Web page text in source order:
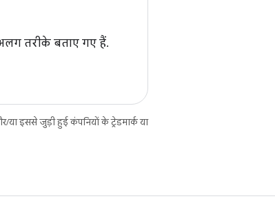
तरीके बताए गए हैं.
इससे जुड़ी हुई कंपनियों के ट्रेडमार्क या